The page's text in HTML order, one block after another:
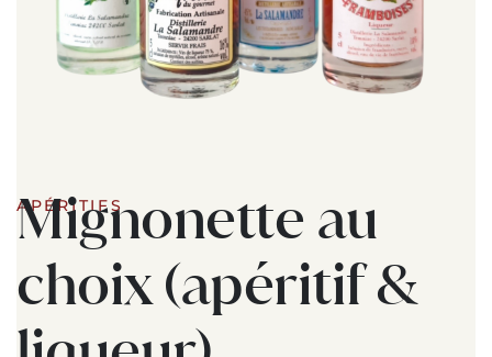
APÉRITIFS
Mignonette au
choix (apéritif &